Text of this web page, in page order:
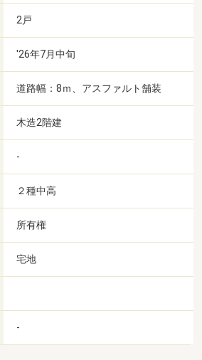
2戸
'26年7月中旬
道路幅：8ｍ、アスファルト舗装
木造2階建
-
２種中高
所有権
宅地
-